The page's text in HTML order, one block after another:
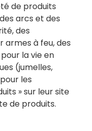
de produits
arcs et des
des
armes à feu, des
la vie en
(jumelles,
les
» sur leur site
de produits.